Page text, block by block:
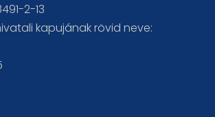
2-13
kapujának rövid neve: